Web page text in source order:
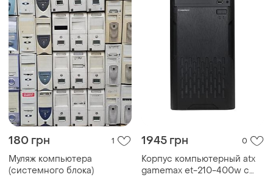
180 грн 1
Муляж компьютера
(системного блока)
1945 грн 0
Корпус компьютерный atx
gamemax et-210-400w с